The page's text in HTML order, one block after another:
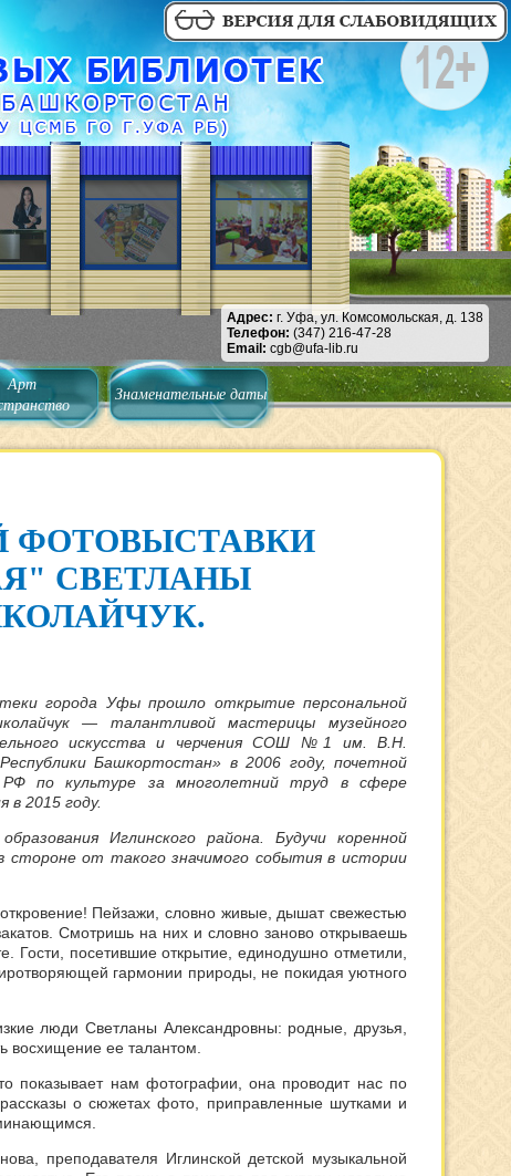
Арт
Знаменательные даты
ФОТОВЫСТАВКИ
СВЕТЛАНЫ
города Уфы прошло открытие персональной
— талантливой мастерицы музейного
искусства и черчения СОШ №1 им. В.Н.
Башкортостан» в 2006 году, почетной
РФ по культуре за многолетний труд в сфере
в 2015 году.
Иглинского района. Будучи коренной
стороне от такого значимого события в истории
Пейзажи, словно живые, дышат свежестью
Смотришь на них и словно заново открываешь
Гости, посетившие открытие, единодушно отметили,
гармонии природы, не покидая уютного
люди Светланы Александровны: родные, друзья,
восхищение ее талантом.
показывает нам фотографии, она проводит нас по
о сюжетах фото, приправленные шутками и
преподавателя Иглинской детской музыкальной
Адрес: г. Уфа, ул. Комсомольская, д. 138
Телефон: (347) 216-47-28
Email: cgb@ufa-lib.ru